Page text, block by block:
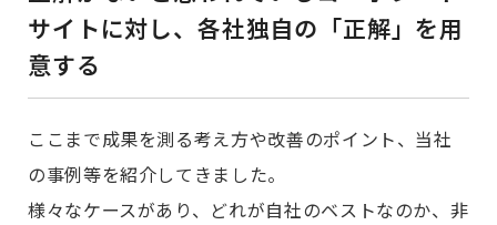
サイトに対し、各社独自の「正解」を用
意する
ここまで成果を測る考え方や改善のポイント、当社
の事例等を紹介してきました。
様々なケースがあり、どれが自社のベストなのか、非